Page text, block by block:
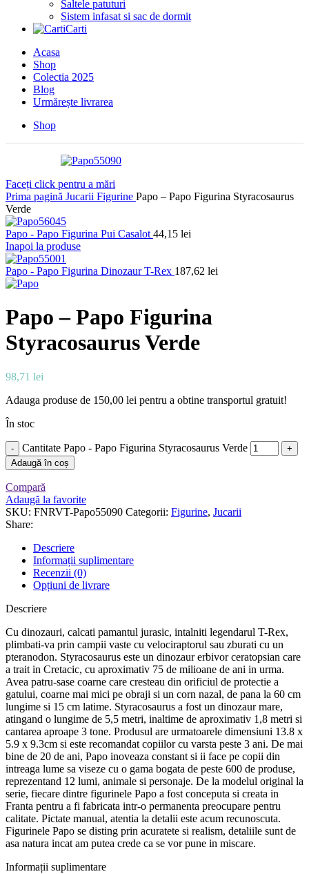
Saltele patuturi
Sistem infasat si sac de dormit
Carti
Acasa
Shop
Colectia 2025
Blog
Urmărește livrarea
Shop
Faceți click pentru a mări
Prima pagină Jucarii Figurine Papo – Papo Figurina Styracosaurus
Verde
Papo - Papo Figurina Pui Casalot 44,15 lei
Inapoi la produse
Papo - Papo Figurina Dinozaur T-Rex 187,62 lei
Papo – Papo Figurina
Styracosaurus Verde
98,71 lei
Adauga produse de 150,00 lei pentru a obtine transportul gratuit!
În stoc
Cantitate Papo - Papo Figurina Styracosaurus Verde
Adaugă în coș
Compară
Adaugă la favorite
SKU: FNRVT-Papo55090 Categorii: Figurine, Jucarii
Share:
Descriere
Informații suplimentare
Recenzii (0)
Opțiuni de livrare
Descriere
Cu dinozauri, calcati pamantul jurasic, intalniti legendarul T-Rex,
plimbati-va prin campii vaste cu velociraptorul sau zburati cu un
pteranodon. Styracosaurus este un dinozaur erbivor ceratopsian care
a trait in Cretacic, cu aproximativ 75 de milioane de ani in urma.
Avea patru-sase coarne care cresteau din orificiul de protectie a
gatului, coarne mai mici pe obraji si un corn nazal, de pana la 60 cm
lungime si 15 cm latime. Styracosaurus a fost un dinozaur mare,
atingand o lungime de 5,5 metri, inaltime de aproximativ 1,8 metri si
cantarea aproape 3 tone. Produsul are urmatoarele dimensiuni 13.8 x
5.9 x 9.3cm si este recomandat copiilor cu varsta peste 3 ani. De mai
bine de 20 de ani, Papo inoveaza constant si ii face pe copii din
intreaga lume sa viseze cu o gama bogata de peste 600 de produse,
reprezentand 12 lumi, animale si personaje. De la modelul original la
serie, fiecare dintre figurinele Papo a fost conceputa si creata in
Franta pentru a fi fabricata intr-o permanenta preocupare pentru
calitate. Pictate manual, atentia la detalii este acum recunoscuta.
Figurinele Papo se disting prin acuratete si realism, detaliile sunt de
asa natura incat am putea crede ca se vor pune in miscare.
Informații suplimentare